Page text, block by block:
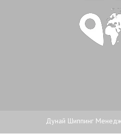
Дунай Шиппинг